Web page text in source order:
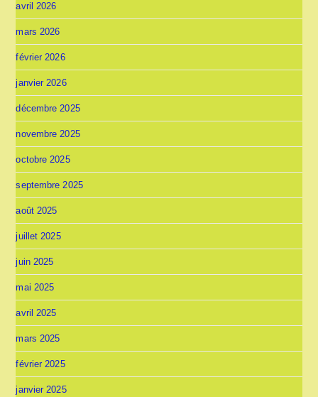
avril 2026
mars 2026
février 2026
janvier 2026
décembre 2025
novembre 2025
octobre 2025
septembre 2025
août 2025
juillet 2025
juin 2025
mai 2025
avril 2025
mars 2025
février 2025
janvier 2025